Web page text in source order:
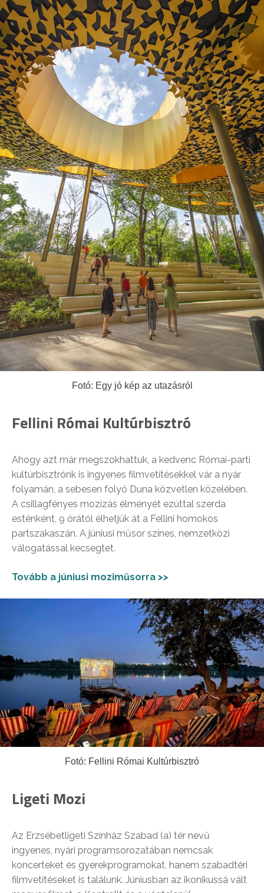
Fotó: Egy jó kép az utazásról
Fellini Római Kultúrbisztró
Ahogy azt már megszokhattuk, a kedvenc Római-parti
kultúrbisztrónk is ingyenes filmvetítésekkel vár a nyár
folyamán, a sebesen folyó Duna közvetlen közelében.
A csillagfényes mozizás élményét ezúttal szerda
esténként, 9 órától élhetjük át a Fellini homokos
partszakaszán. A júniusi műsor színes, nemzetközi
válogatással kecsegtet.
Tovább a júniusi moziműsorra >>
Fotó: Fellini Római Kultúrbisztró
Ligeti Mozi
Az Erzsébetligeti Színház Szabad (a) tér nevű
ingyenes, nyári programsorozatában nemcsak
koncerteket és gyerekprogramokat, hanem szabadtéri
filmvetítéseket is találunk. Júniusban az ikonikussá vált